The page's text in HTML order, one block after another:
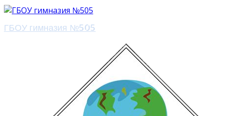
ГБОУ гимназия №505